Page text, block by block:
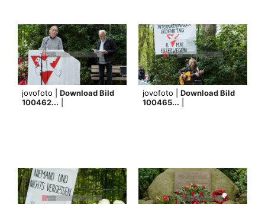
jovofoto | Download Bild
100462...
jovofoto | Download Bild
100465...